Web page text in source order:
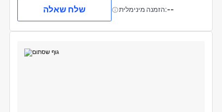
שלח שאלה הזמנה מינימלית:--